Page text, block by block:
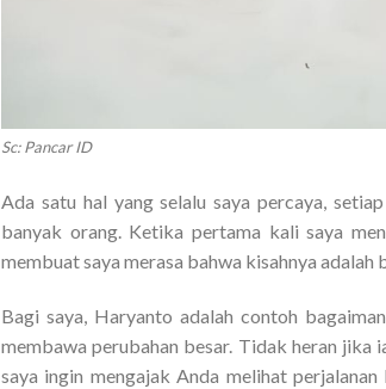
Sc: Pancar ID
Ada satu hal yang selalu saya percaya,
banyak orang. Ketika pertama kali saya
membuat saya merasa bahwa kisahnya
Bagi saya, Haryanto adalah contoh
membawa perubahan besar. Tidak heran jika
saya ingin mengajak Anda melihat